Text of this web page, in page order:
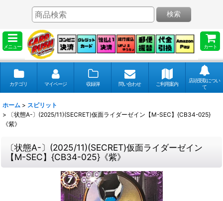
メニュー カート
検索
カテゴリ マイページ 収録弾 問い合わせ ご利用案内
店頭受取につい
て
ホーム > スピリット
>
〔状態A-〕(2025/11)(SECRET)仮面ライダーゼイン【M-SEC】{CB34-025}
《紫》
〔状態A-〕(2025/11)(SECRET)仮面ライダーゼイン
【M-SEC】{CB34-025}《紫》